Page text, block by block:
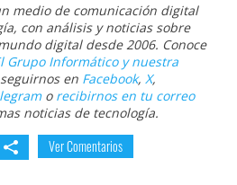
medio de comunicación digital
con análisis y noticias sobre
digital desde 2006. Conoce
Grupo Informático y nuestra
en Facebook, X,
o recibirnos en tu correo
noticias de tecnología.
Ver Comentarios